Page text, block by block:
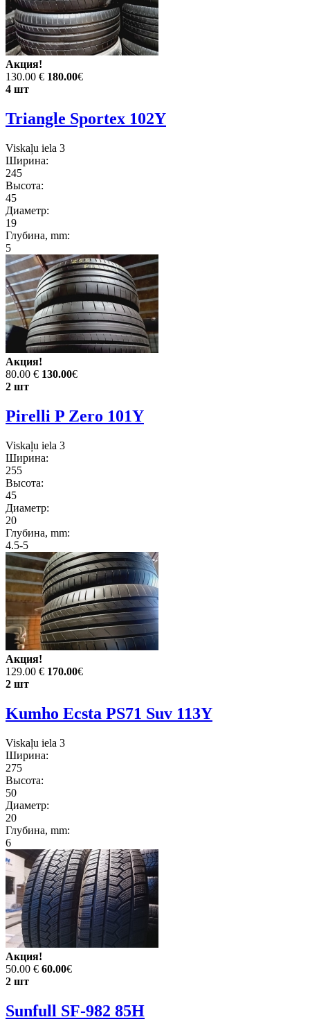
Акция!
130.00 € 180.00€
4 шт
Triangle Sportex 102Y
Viskaļu iela 3
Ширина:
245
Высота:
45
Диаметр:
19
Глубина, mm:
5
Акция!
80.00 € 130.00€
2 шт
Pirelli P Zero 101Y
Viskaļu iela 3
Ширина:
255
Высота:
45
Диаметр:
20
Глубина, mm:
4.5-5
Акция!
129.00 € 170.00€
2 шт
Kumho Ecsta PS71 Suv 113Y
Viskaļu iela 3
Ширина:
275
Высота:
50
Диаметр:
20
Глубина, mm:
6
Акция!
50.00 € 60.00€
2 шт
Sunfull SF-982 85H